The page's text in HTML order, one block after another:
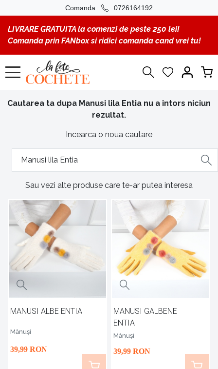
Comanda 0726164192
LIVRARE GRATUITA la comenzi de peste 250 lei!
Comanda prin FANbox si ridici comanda cand vrei tu!
Cautarea ta dupa Manusi lila Entia nu a intors niciun
rezultat.
Incearca o noua cautare
Sau vezi alte produse care te-ar putea interesa
MANUSI ALBE ENTIA
Mănuși
39,99 RON
MANUSI GALBENE
ENTIA
Mănuși
39,99 RON